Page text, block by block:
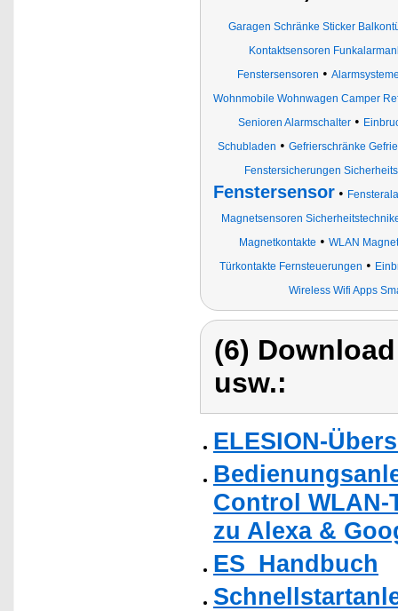
Garagen Schränke Sticker
Kontaktsensoren
Fenstersensoren •
Wohnmobile Wohnwagen Camper
Senioren Alarmschalter•
Schubladen • Gefrierschränke
Fenstersicherungen
Fenstersensor•
Magnetsensoren
Magnetkontakte • WLAN
Türkontakte Fernsteuerungen •
Wireless Wifi Apps
(6)
usw.:
ELESION-
Control
zu Alexa &
ES_Handbuch